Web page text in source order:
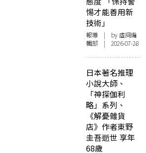
惕才能善用新
技術」
報導 | by 虛詞編
輯部 | 2026-07-28
日本著名推理
小說大師、
「神探伽利
略」系列、
《解憂雜貨
店》作者東野
圭吾逝世 享年
68歲